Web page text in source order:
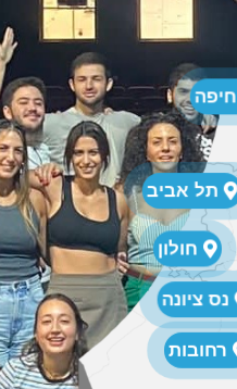
חיפה
תל אביב
נס ציונה
רחובות
חולון